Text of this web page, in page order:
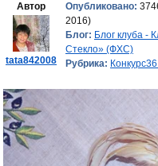
Автор
tata842008
Опубликовано:
2016)
Блог: Блог клуба -
Стекло» (ФХС)
Рубрика: